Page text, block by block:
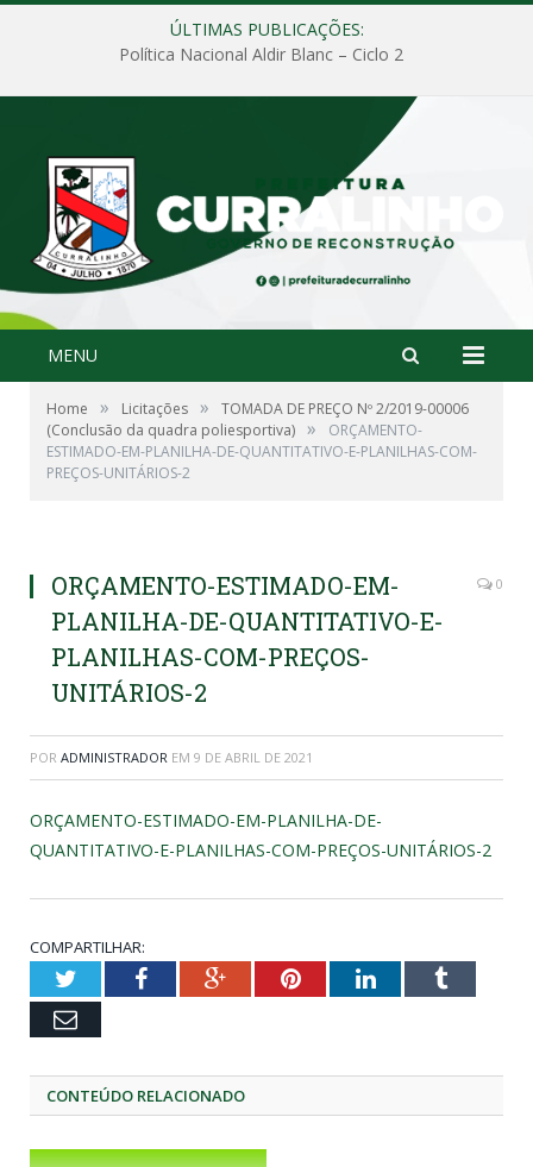
ÚLTIMAS PUBLICAÇÕES:
Política Nacional Aldir Blanc – Ciclo 2
MENU
Home » Licitações »
TOMADA DE PREÇO Nº 2/2019-00006
(Conclusão da quadra poliesportiva) »
ORÇAMENTO-
ESTIMADO-EM-PLANILHA-DE-QUANTITATIVO-E-PLANILHAS-COM-
PREÇOS-UNITÁRIOS-2
ORÇAMENTO-ESTIMADO-EM-
PLANILHA-DE-QUANTITATIVO-E-
PLANILHAS-COM-PREÇOS-
UNITÁRIOS-2
0
POR ADMINISTRADOR EM 9 DE ABRIL DE 2021
ORÇAMENTO-ESTIMADO-EM-PLANILHA-DE-
QUANTITATIVO-E-PLANILHAS-COM-PREÇOS-UNITÁRIOS-2
COMPARTILHAR:
TwitterFacebookGoogle+PinterestLinkedInTumblr
Email
CONTEÚDO RELACIONADO